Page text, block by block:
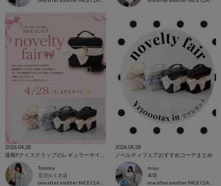
2026.04.28
Tomoka
立川ルミネ店
2026.04.28
ノベルティフェアおすすめコーデまとめ
miyu
本部